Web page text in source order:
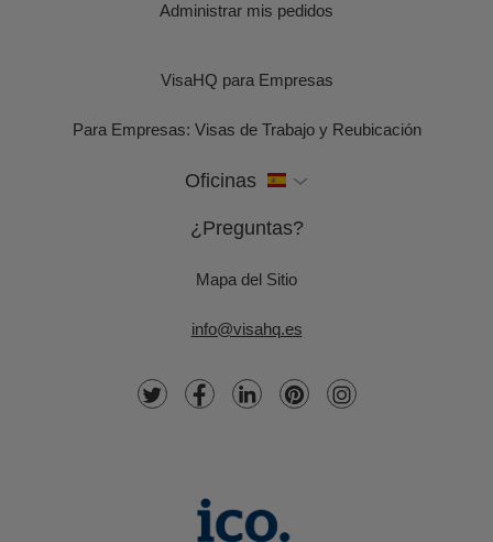
Administrar mis pedidos
VisaHQ para Empresas
Para Empresas: Visas de Trabajo y Reubicación
Oficinas
¿Preguntas?
Mapa del Sitio
info@visahq.es